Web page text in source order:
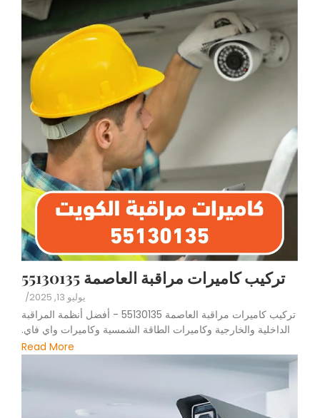
تركيب كاميرات مراقبة العاصمة 55130135
يوليو 13, 2025 /
تركيب كاميرات مراقبة العاصمة 55130135 - أفضل أنظمة المراقبة
الداخلية والخارجية وكاميرات الطاقة الشمسية وكاميرات واي فاي.
Read More